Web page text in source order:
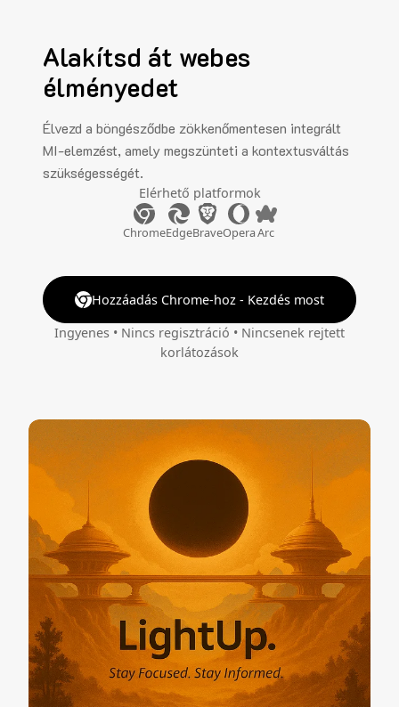
Alakítsd át webes
élményedet
Élvezd a böngésződbe zökkenőmentesen integrált
MI-elemzést, amely megszünteti a kontextusváltás
szükségességét.
Elérhető platformok
ChromeEdgeBraveOperaArc
Hozzáadás Chrome-hoz - Kezdés most
Ingyenes • Nincs regisztráció • Nincsenek rejtett
korlátozások